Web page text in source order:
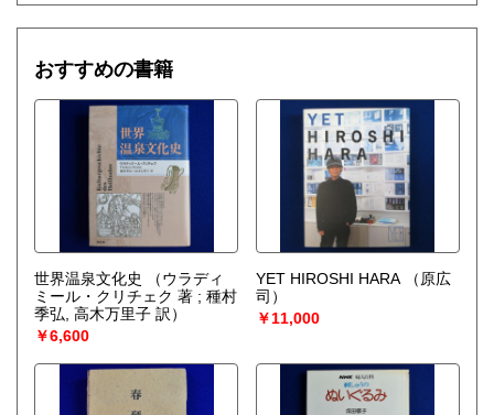
おすすめの書籍
世界温泉文化史
（ウラディ
ミール・クリチェク 著 ; 種村
季弘, 高木万里子 訳）
￥6,600
YET HIROSHI HARA
（原広
司）
￥11,000